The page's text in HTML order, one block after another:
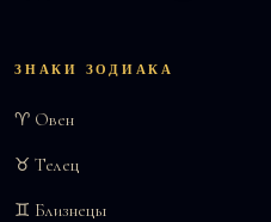
ЗНАКИ ЗОДИАКА
♈ Овен
♉ Телец
♊ Близнецы